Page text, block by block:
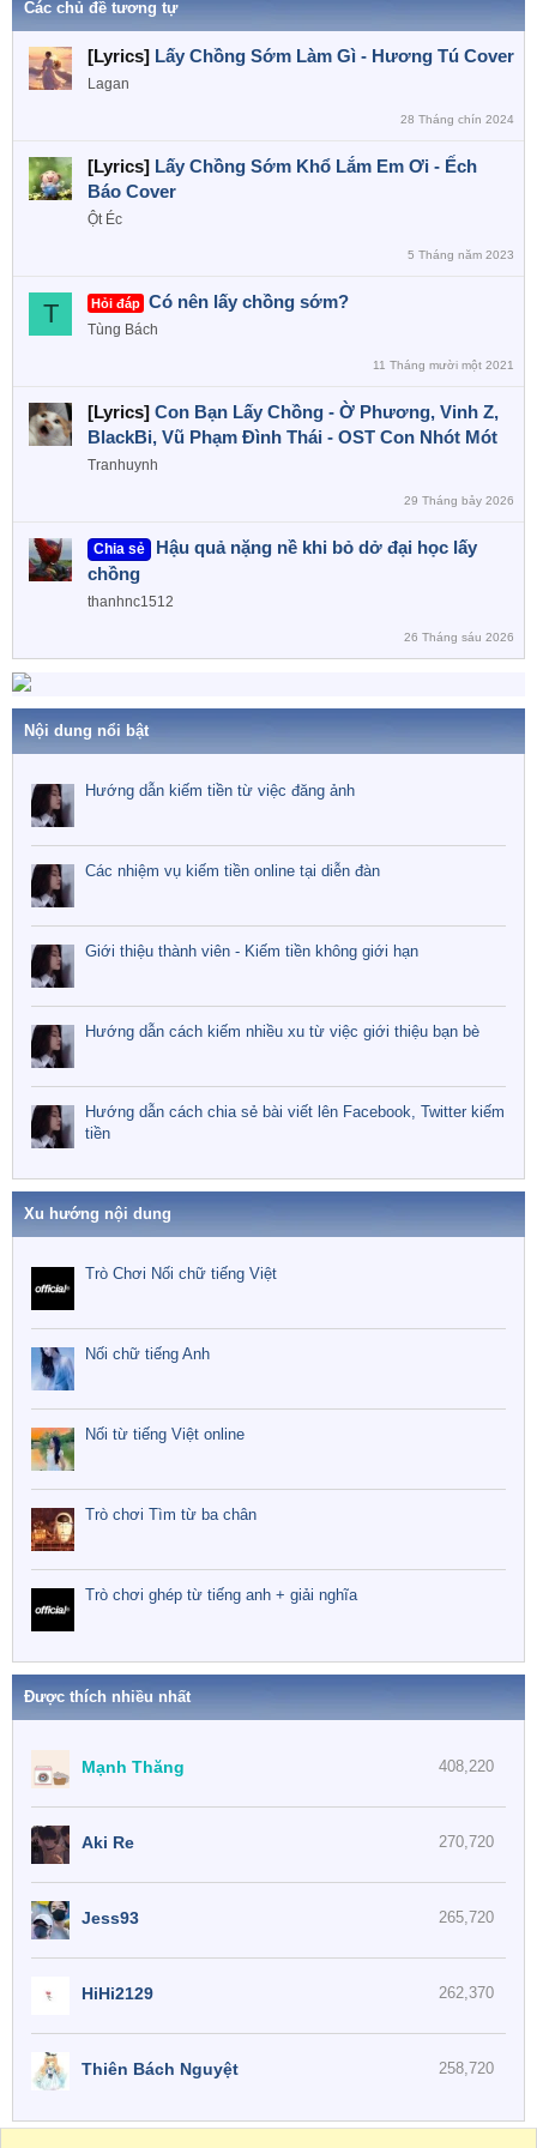
Các chủ đề tương tự
[Lyrics] Lấy Chồng Sớm Làm Gì - Hương Tú Cover
Lagan
28 Tháng chín 2024
[Lyrics] Lấy Chồng Sớm Khổ Lắm Em Ơi - Ếch
Báo Cover
Ột Éc
5 Tháng năm 2023
T Hỏi đáp Có nên lấy chồng sớm?
Tùng Bách
11 Tháng mười một 2021
[Lyrics] Con Bạn Lấy Chồng - Ờ Phương, Vinh Z,
BlackBi, Vũ Phạm Đình Thái - OST Con Nhót Mót
Tranhuynh
29 Tháng bảy 2026
Chia sẻ
Hậu quả nặng nề khi bỏ dở đại học lấy
chồng
thanhnc1512
26 Tháng sáu 2026
Nội dung nổi bật
Hướng dẫn kiếm tiền từ việc đăng ảnh
Các nhiệm vụ kiếm tiền online tại diễn đàn
Giới thiệu thành viên - Kiếm tiền không giới hạn
Hướng dẫn cách kiếm nhiều xu từ việc giới thiệu bạn bè
Hướng dẫn cách chia sẻ bài viết lên Facebook, Twitter kiếm
tiền
Xu hướng nội dung
Trò Chơi Nối chữ tiếng Việt
Nối chữ tiếng Anh
Nối từ tiếng Việt online
Trò chơi Tìm từ ba chân
Trò chơi ghép từ tiếng anh + giải nghĩa
Được thích nhiều nhất
408,220
Mạnh Thăng
270,720
Aki Re
265,720
Jess93
262,370
HiHi2129
258,720
Thiên Bách Nguyệt